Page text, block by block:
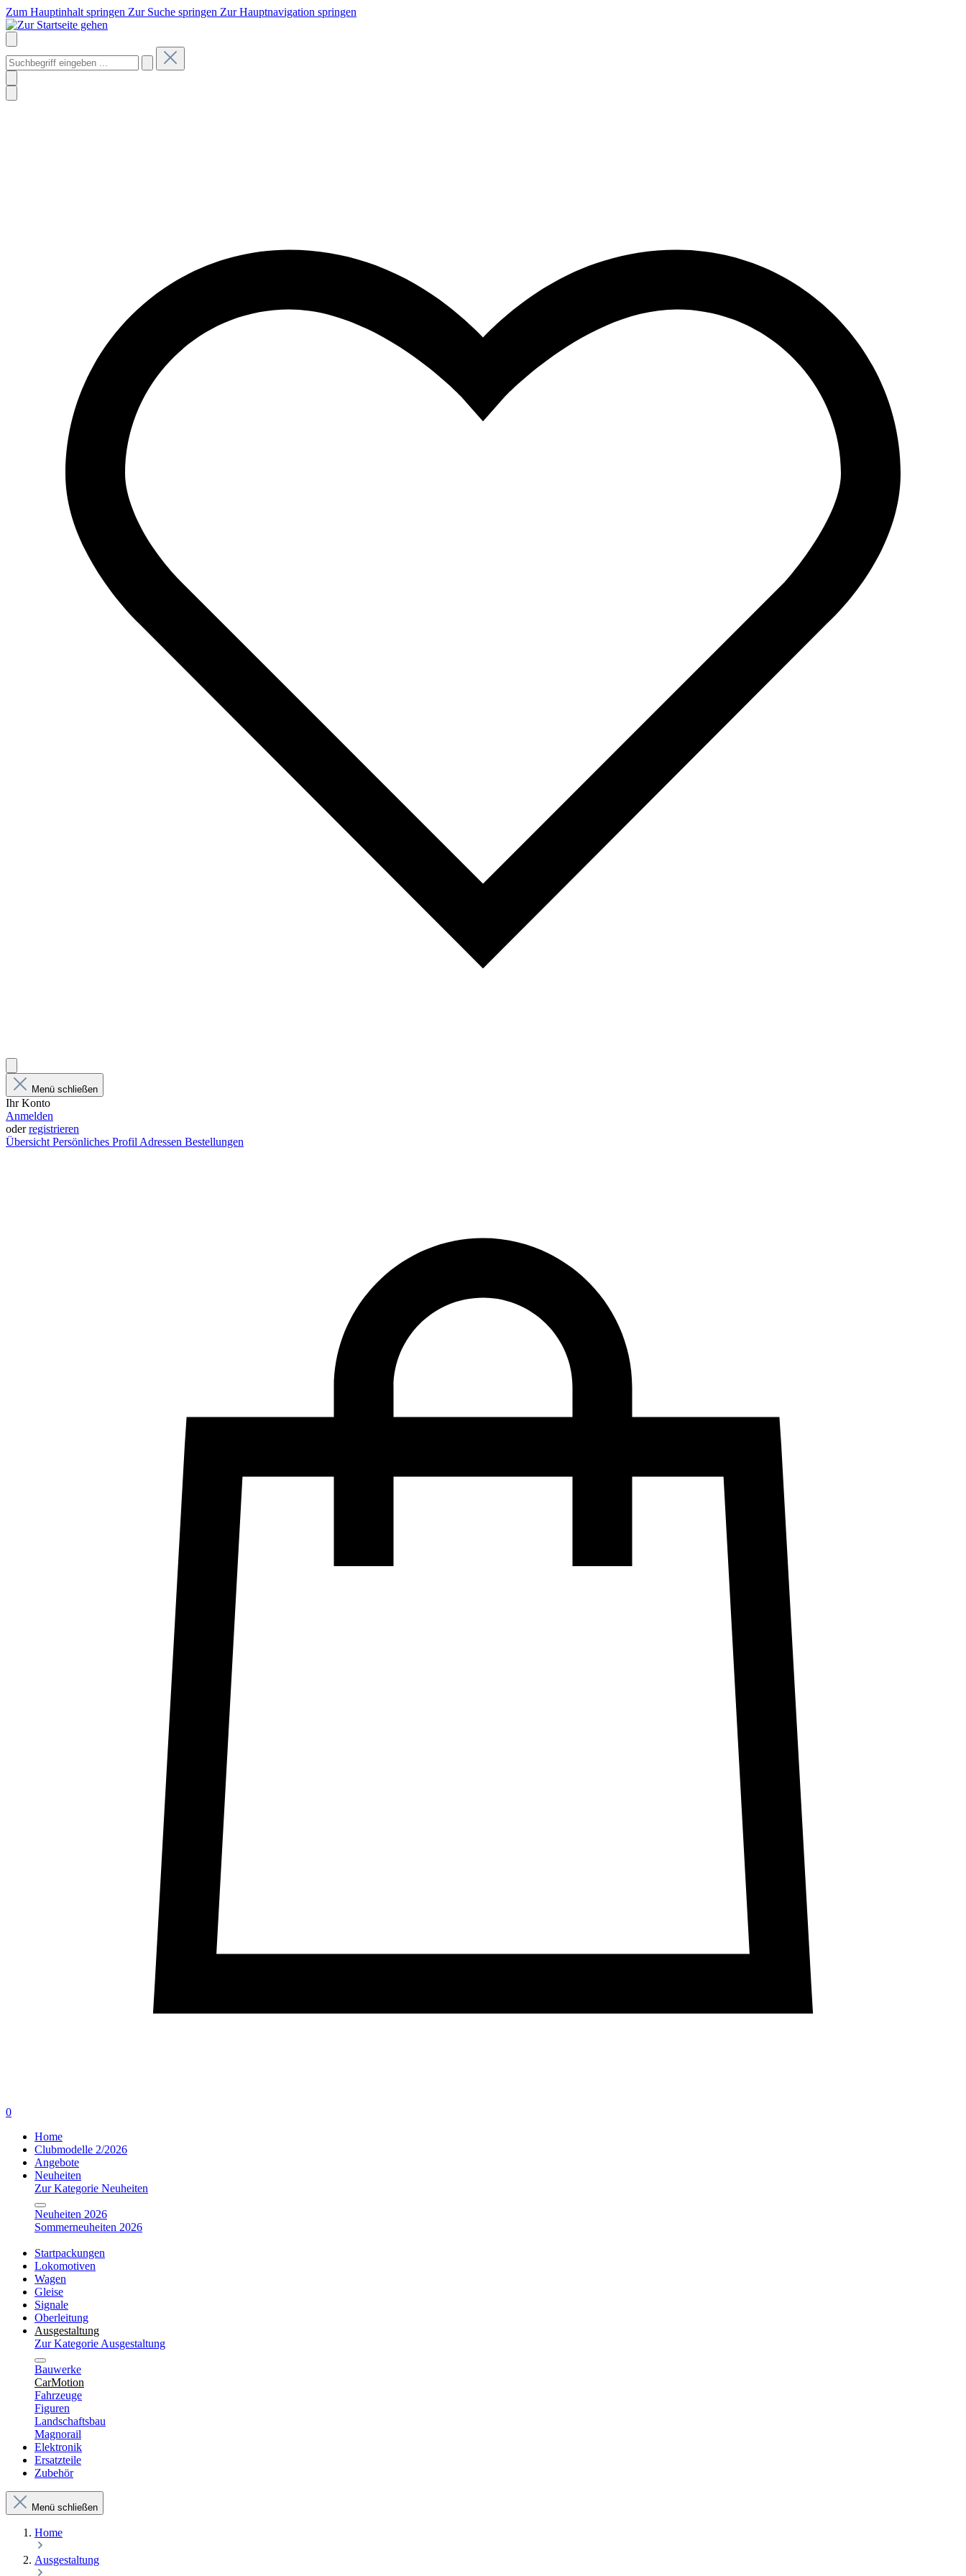
Zum Hauptinhalt springen Zur Suche springen Zur Hauptnavigation springen
Menü schließen
Ihr Konto
Anmelden
oderregistrieren
Übersicht Persönliches Profil Adressen Bestellungen
0
Home
Clubmodelle 2/2026
Angebote
Neuheiten
Zur Kategorie Neuheiten
Neuheiten 2026
Sommerneuheiten 2026
Startpackungen
Lokomotiven
Wagen
Gleise
Signale
Oberleitung
Ausgestaltung
Zur Kategorie Ausgestaltung
Bauwerke
CarMotion
Fahrzeuge
Figuren
Landschaftsbau
Magnorail
Elektronik
Ersatzteile
Zubehör
Menü schließen
Home
Ausgestaltung